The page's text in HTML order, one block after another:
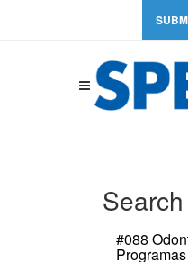
#088